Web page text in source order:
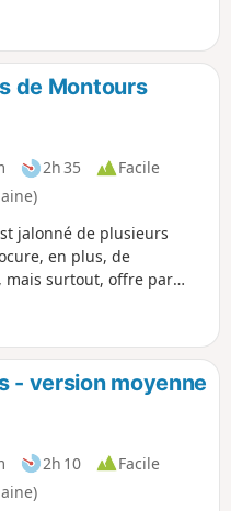
boucles, la deuxième
distance à 6km.
de Montours
2h 35
Facile
jalonné de plusieurs
en plus, de
mais surtout, offre par
l'Ouest sur les collines
- version moyenne
2h 10
Facile